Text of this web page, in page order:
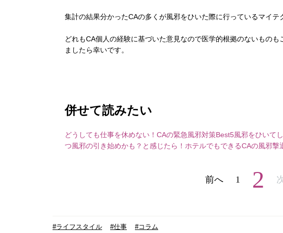
集計の結果分かったCAの多くが風邪をひいた際に行っているマイテ
どれもCA個人の経験に基づいた意見なので医学的根拠のないもの
ましたら幸いです。
併せて読みたい
どうしても仕事を休めない！CAの緊急風邪対策Best5風邪をひいて
つ風邪の引き始めかも？と感じたら！ホテルでもできるCAの風邪撃
前へ 1 2
#ライフスタイル #仕事 #コラム